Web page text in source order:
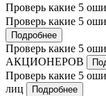
Проверь какие 5
Проверь какие 5
Подробнее
Проверь какие 5
АКЦИОНЕРОВ
Проверь какие 5
лиц
Подробнее